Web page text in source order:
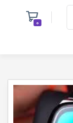
0